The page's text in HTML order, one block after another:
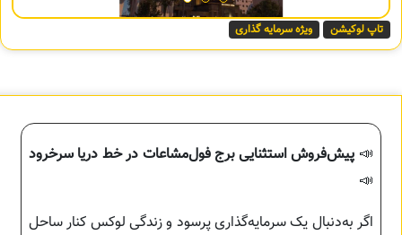
تاپ لوکیشن ویژه سرمایه گذاری
📣 پیش‌فروش استثنایی برج فول‌مشاعات در خط دریا سرخرود
📣
اگر به‌دنبال یک سرمایه‌گذاری پرسود و زندگی لوکس کنار ساحل